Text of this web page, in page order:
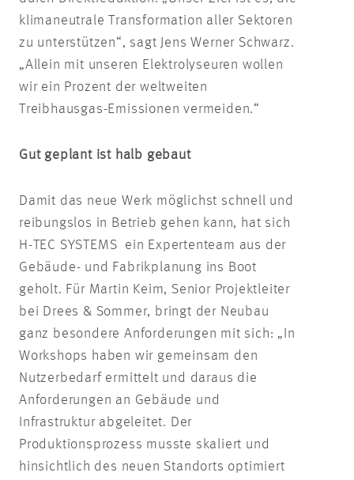
klimaneutrale Transformation aller Sektoren
zu unterstützen“, sagt Jens Werner Schwarz.
„Allein mit unseren Elektrolyseuren wollen
wir ein Prozent der weltweiten
Treibhausgas-Emissionen vermeiden.“
Gut geplant ist halb gebaut
Damit das neue Werk möglichst schnell und
reibungslos in Betrieb gehen kann, hat sich
H-TEC SYSTEMS ein Expertenteam aus der
Gebäude- und Fabrikplanung ins Boot
geholt. Für Martin Keim, Senior Projektleiter
bei Drees & Sommer, bringt der Neubau
ganz besondere Anforderungen mit sich: „In
Workshops haben wir gemeinsam den
Nutzerbedarf ermittelt und daraus die
Anforderungen an Gebäude und
Infrastruktur abgeleitet. Der
Produktionsprozess musste skaliert und
hinsichtlich des neuen Standorts optimiert